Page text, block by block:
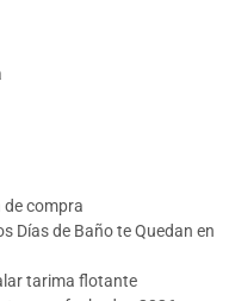
de compra
Días de Baño te Quedan en
tarima flotante